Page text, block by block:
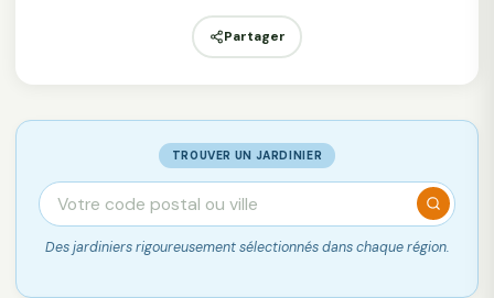
Partager
TROUVER UN JARDINIER
Des jardiniers rigoureusement sélectionnés dans chaque région.